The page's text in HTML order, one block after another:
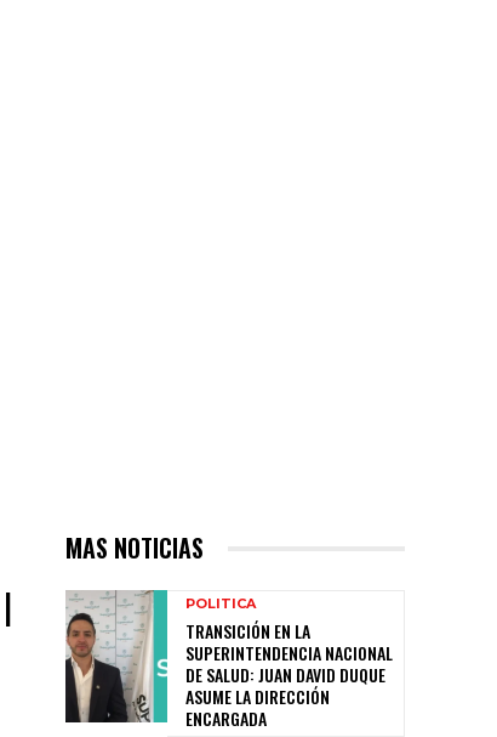
MAS NOTICIAS
POLITICA
TRANSICIÓN EN LA
SUPERINTENDENCIA NACIONAL
DE SALUD: JUAN DAVID DUQUE
ASUME LA DIRECCIÓN
ENCARGADA